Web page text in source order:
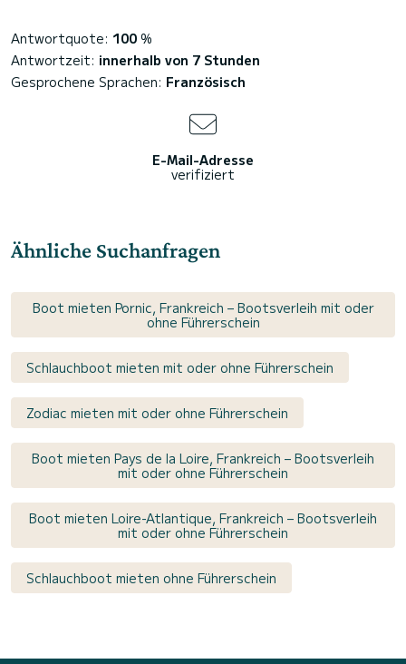
Antwortquote: 100 %
Antwortzeit: innerhalb von 7 Stunden
Gesprochene Sprachen: Französisch
E-Mail-Adresse
verifiziert
Ähnliche Suchanfragen
Boot mieten Pornic, Frankreich – Bootsverleih mit oder
ohne Führerschein
Schlauchboot mieten mit oder ohne Führerschein
Zodiac mieten mit oder ohne Führerschein
Boot mieten Pays de la Loire, Frankreich – Bootsverleih
mit oder ohne Führerschein
Boot mieten Loire-Atlantique, Frankreich – Bootsverleih
mit oder ohne Führerschein
Schlauchboot mieten ohne Führerschein